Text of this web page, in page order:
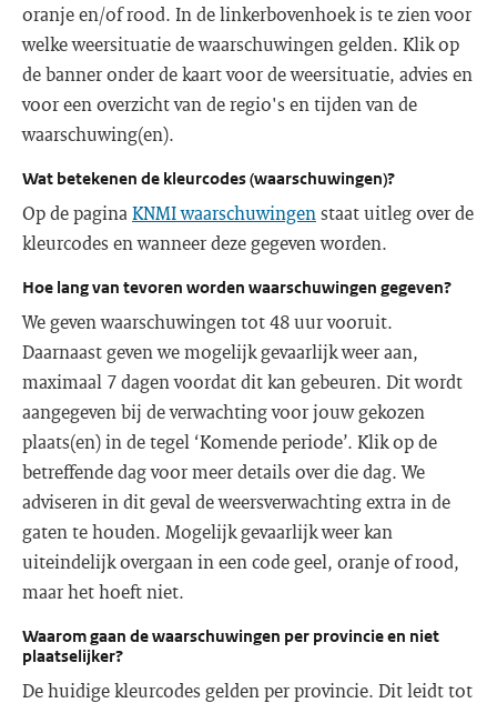
oranje en/of rood. In de linkerbovenhoek is te zien voor
welke weersituatie de waarschuwingen gelden. Klik op
de banner onder de kaart voor de weersituatie, advies en
voor een overzicht van de regio's en tijden van de
waarschuwing(en).
Wat betekenen de kleurcodes (waarschuwingen)?
Op de pagina KNMI waarschuwingen staat uitleg over de
kleurcodes en wanneer deze gegeven worden.
Hoe lang van tevoren worden waarschuwingen gegeven?
We geven waarschuwingen tot 48 uur vooruit.
Daarnaast geven we mogelijk gevaarlijk weer aan,
maximaal 7 dagen voordat dit kan gebeuren. Dit wordt
aangegeven bij de verwachting voor jouw gekozen
plaats(en) in de tegel ‘Komende periode’. Klik op de
betreffende dag voor meer details over die dag. We
adviseren in dit geval de weersverwachting extra in de
gaten te houden. Mogelijk gevaarlijk weer kan
uiteindelijk overgaan in een code geel, oranje of rood,
maar het hoeft niet.
Waarom gaan de waarschuwingen per provincie en niet
plaatselijker?
De huidige kleurcodes gelden per provincie. Dit leidt tot